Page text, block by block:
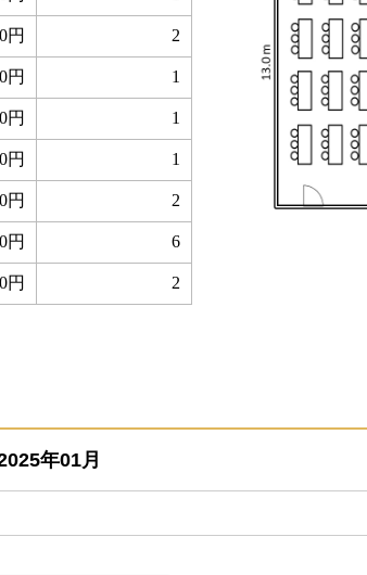
円 2
円 1
円 1
円 1
円 2
円 6
円 2
年01月